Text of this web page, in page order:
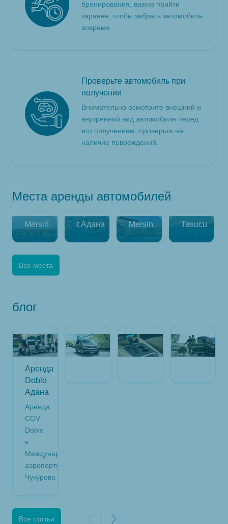
бронирования, важно прийти
заранее, чтобы забрать автомобиль
вовремя.
Проверьте автомобиль при
получении
Внимательно осмотрите внешний и
внутренний вид автомобиля перед
его получением, проверьте на
наличие повреждений.
Места аренды автомобилей
Mersin
Центральный
г.Адана
Mersin
Tasucu
Все места
блог
Аренда
Doblo
Адана
Аренда
COV
Doblo
в
Международном
аэропорту
Чукурова
Все статьи